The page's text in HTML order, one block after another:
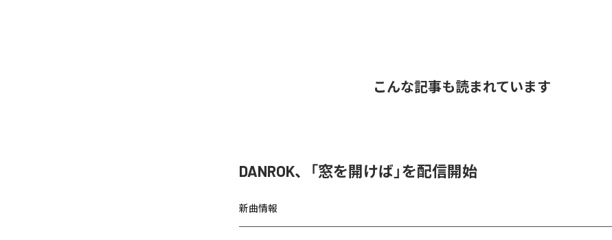
こんな記事も読まれています
DANROK、「窓を開けば」を配信開始
新曲情報